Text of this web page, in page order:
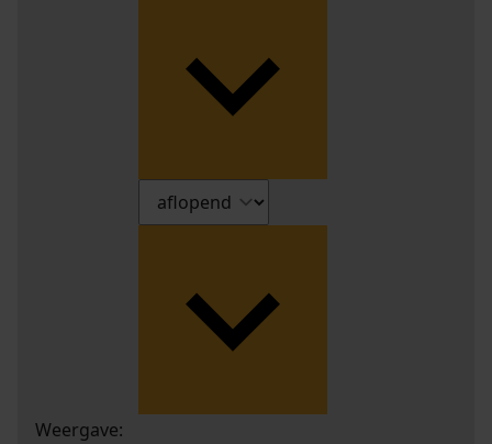
Weergave: